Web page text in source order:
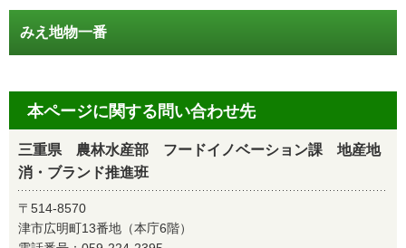
みえ地物一番
本ページに関する問い合わせ先
三重県 農林水産部 フードイノベーション課 地産地
消・ブランド推進班
〒514-8570
津市広明町13番地（本庁6階）